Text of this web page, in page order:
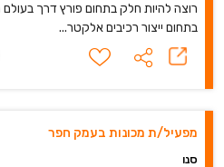
רוצה להיות חלק בתחום פורץ דרך
בתחום ייצור רכיבים אלקטר...
מפעיל/ת מכונות בעמק חפר
סנו